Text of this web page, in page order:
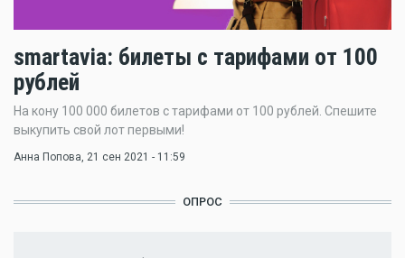
smartavia: билеты с тарифами от 100
рублей
На кону 100 000 билетов с тарифами от 100 рублей. Спешите
выкупить свой лот первыми!
Анна Попова, 21 сен 2021 - 11:59
ОПРОС